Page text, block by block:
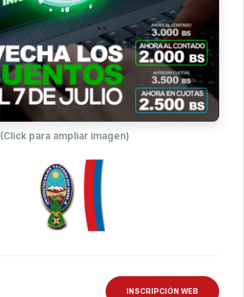
(Click para ampliar imagen)
INSCRIPCIÓN WEB